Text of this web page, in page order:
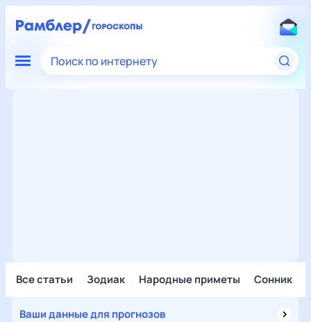
Поиск по интернету
Все статьи Зодиак Народные приметы Сонник
Ваши данные для прогнозов